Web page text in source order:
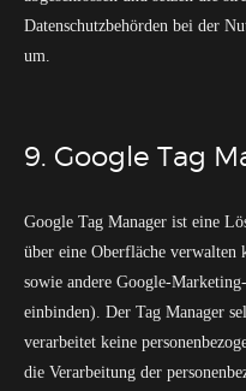
Datenschutzbehörden bei der
um.
9. Google Tag
Google Tag Manager ist eine
über eine Oberfläche
sowie andere Google-
einbinden). Der Tag Manager
verarbeitet keine
die Verarbeitung der